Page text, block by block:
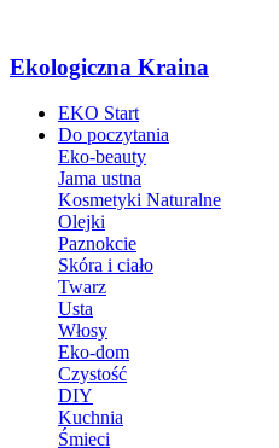
Ekologiczna Kraina
EKO Start
Do poczytania
Eko-beauty
Jama ustna
Kosmetyki Naturalne
Olejki
Paznokcie
Skóra i ciało
Twarz
Usta
Włosy
Eko-dom
Czystość
DIY
Kuchnia
Śmieci